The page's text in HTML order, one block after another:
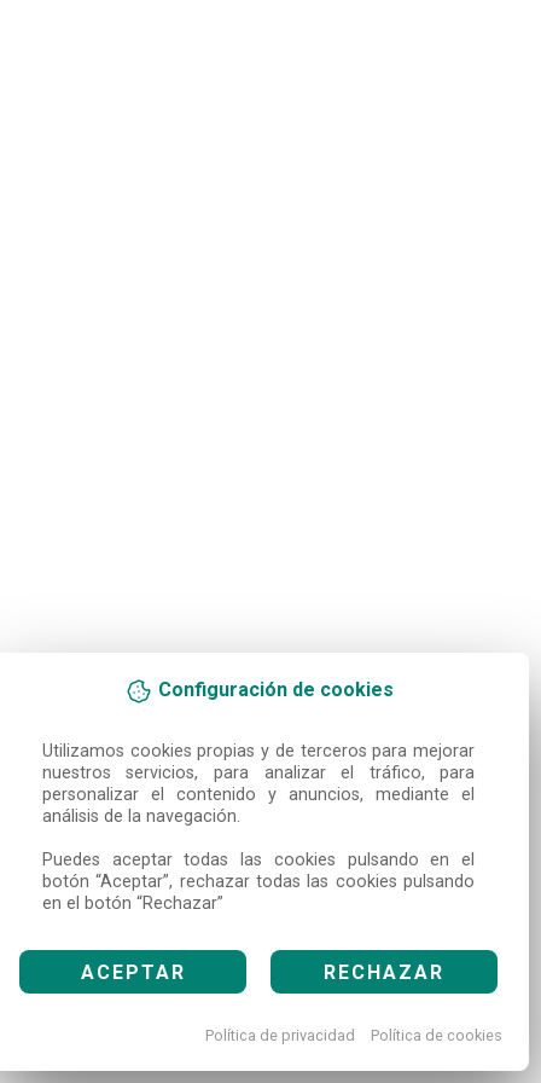
Configuración de cookies
Utilizamos cookies propias y de terceros para mejorar
nuestros servicios, para analizar el tráfico, para
personalizar el contenido y anuncios, mediante el
análisis de la navegación.
Puedes aceptar todas las cookies pulsando en el
botón “Aceptar”, rechazar todas las cookies pulsando
en el botón “Rechazar”
ACEPTAR RECHAZAR
Política de privacidad Política de cookies